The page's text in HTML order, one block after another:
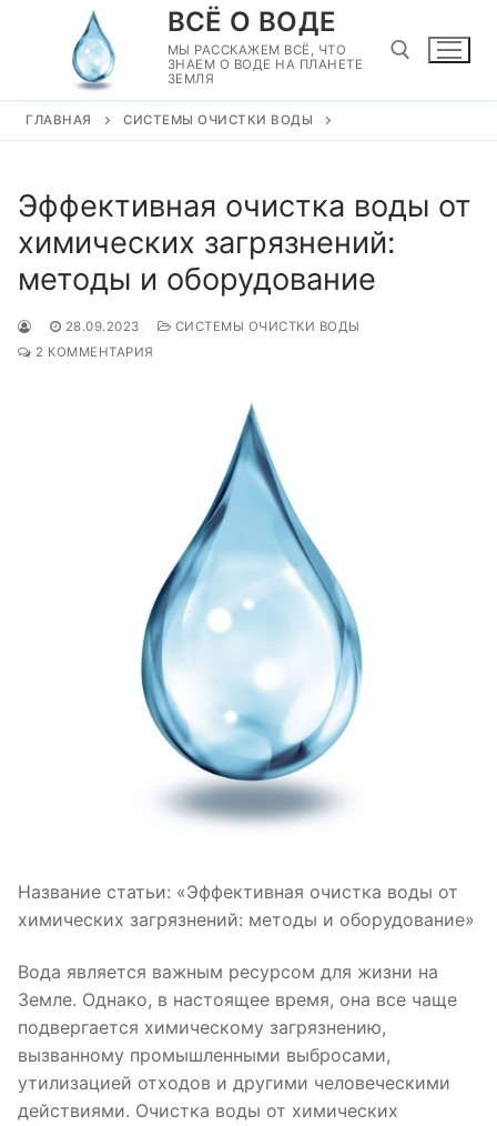
содержимому
ВСЁ О ВОДЕ
МЫ РАССКАЖЕМ ВСЁ, ЧТО
ЗНАЕМ О ВОДЕ НА ПЛАНЕТЕ
ЗЕМЛЯ
ГЛАВНАЯ СИСТЕМЫ ОЧИСТКИ ВОДЫ
Эффективная очистка воды от
химических загрязнений:
методы и оборудование
28.09.2023
СИСТЕМЫ ОЧИСТКИ ВОДЫ
2 КОММЕНТАРИЯ
Название статьи: «Эффективная очистка воды от
химических загрязнений: методы и оборудование»
Вода является важным ресурсом для жизни на
Земле. Однако, в настоящее время, она все чаще
подвергается химическому загрязнению,
вызванному промышленными выбросами,
утилизацией отходов и другими человеческими
действиями. Очистка воды от химических